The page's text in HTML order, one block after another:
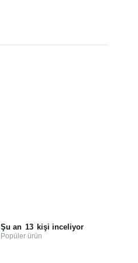
Şu an 13 kişi inceliyor
Popüler ürün